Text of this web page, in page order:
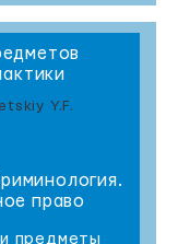
Y.F.
право
предметы